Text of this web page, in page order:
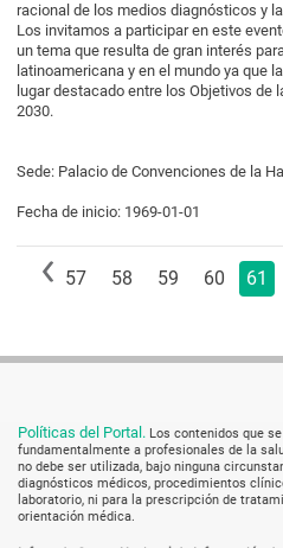
racional de los medios diagnósticos y
Los invitamos a participar en este
un tema que resulta de gran interés
latinoamericana y en el mundo ya que
lugar destacado entre los Objetivos de
2030.
Sede: Palacio de Convenciones de la
Fecha de inicio: 1969-01-01
57 58 59 60 61
Políticas del Portal. Los contenidos que
fundamentalmente a profesionales de la
no debe ser utilizada, bajo ninguna
diagnósticos médicos, procedimientos
laboratorio, ni para la prescripción de
orientación médica.